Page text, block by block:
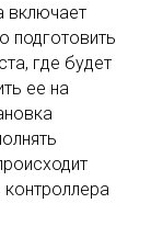
включает
подготовить
где будет
ее на